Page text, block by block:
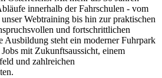
innerhalb der Fahrschulen - vom
Webtraining bis hin zur praktischen
und fortschrittlichen
Ausbildung steht ein moderner Fuhrpark
mit Zukunftsaussicht, einem
und zahlreichen